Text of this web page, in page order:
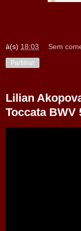
à(s) 18:03 Sem
Partilhar
Lilian
Toccata BWV